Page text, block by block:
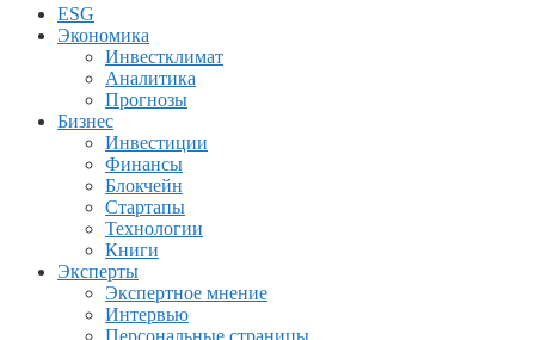
ESG
Экономика
Инвестклимат
Аналитика
Прогнозы
Бизнес
Инвестиции
Финансы
Блокчейн
Стартапы
Технологии
Книги
Эксперты
Экспертное мнение
Интервью
Персональные страницы